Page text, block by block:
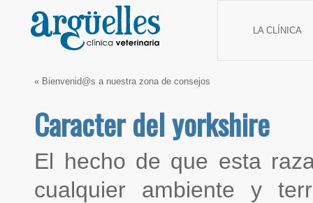
LA CLÍNICA
« Bienvenid@s a nuestra zona de consejos
Caracter del yorkshire
El hecho de que esta
cualquier ambiente y